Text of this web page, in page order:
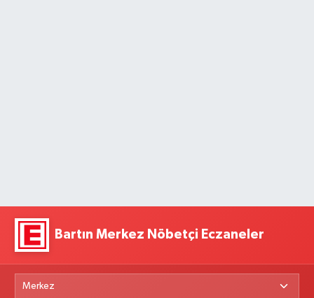
Bartın Merkez Nöbetçi Eczaneler